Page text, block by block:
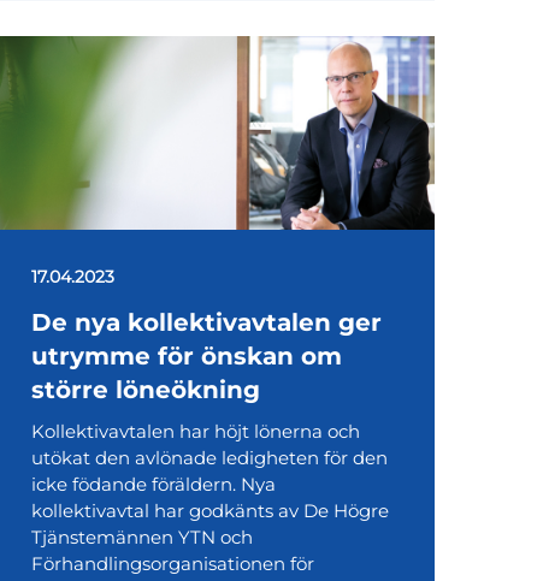
17.04.2023
De nya kollektivavtalen ger
utrymme för önskan om
större löneökning
Kollektivavtalen har höjt lönerna och
utökat den avlönade ledigheten för den
icke födande föräldern. Nya
kollektivavtal har godkänts av De Högre
Tjänstemännen YTN och
Förhandlingsorganisationen för